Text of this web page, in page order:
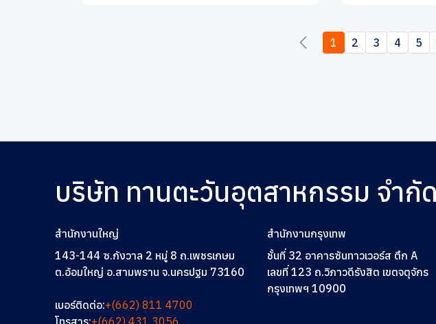
1 2 3 4 5
บริษัท ทานตะวันอุตสาหกรรม จำกั
สำนักงานใหญ่
143-144 ซ.กังวาล 2 หมู่ 8 ถ.เพชรเกษม
ต.อ้อมใหญ่ อ.สามพราน จ.นครปฐม 73160
เบอร์ติดต่อ:+(662) 811 4700
โทรสาร:+(662) 431 3056
สำนักงานกรุงเทพ
ชั้นที่ 32 อาคารซันทาวเวอร์ส ตึก A
เลขที่ 123 ถ.วิภาวดีรังสิต เขตจตุจักร
กรุงเทพฯ 10900